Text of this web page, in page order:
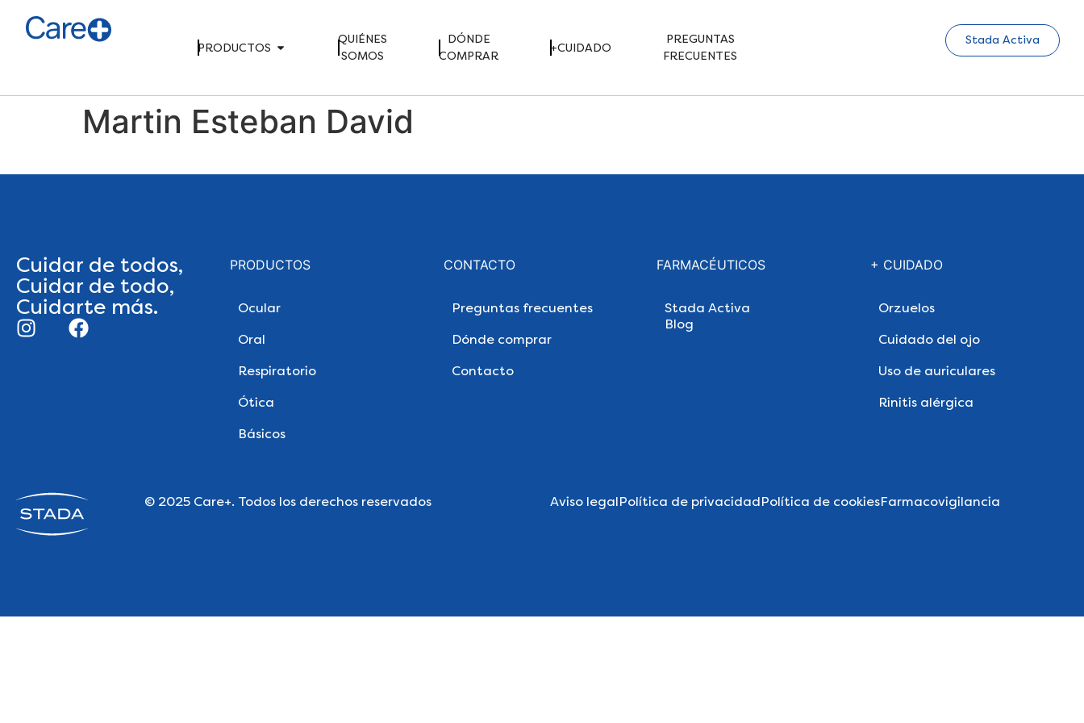
PRODUCTOS
QUIÉNES
SOMOS
DÓNDE
COMPRAR
+CUIDADO
PREGUNTAS
FRECUENTES
Stada Activa
Martin Esteban David
Cuidar de todos,
Cuidar de todo,
Cuidarte más.
PRODUCTOS
Ocular
Oral
Respiratorio
Ótica
Básicos
CONTACTO
Preguntas frecuentes
Dónde comprar
Contacto
FARMACÉUTICOS
Stada Activa
Blog
+ CUIDADO
Orzuelos
Cuidado del ojo
Uso de auriculares
Rinitis alérgica
© 2025 Care+. Todos los derechos reservados Aviso legalPolítica de privacidadPolítica de cookiesFarmacovigilancia